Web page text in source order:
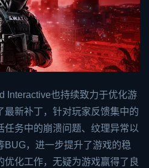
Interactive也持续致力于优化游
最新补丁，针对玩家反馈集中的
任务中的崩溃问题、纹理异常以
BUG，进一步提升了游戏的稳
优化工作，无疑为游戏赢得了良